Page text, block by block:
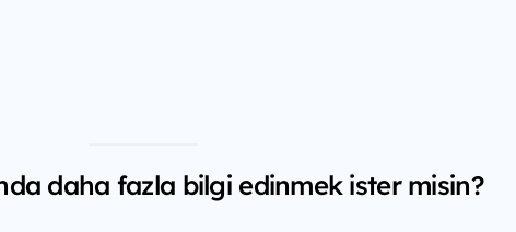
daha fazla bilgi edinmek ister misin?